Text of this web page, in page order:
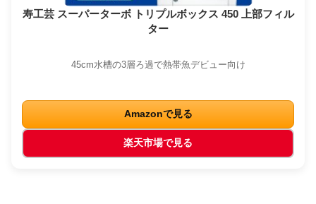
寿工芸 スーパーターボ トリプルボックス 450 上部フィル
ター
45cm水槽の3層ろ過で熱帯魚デビュー向け
Amazonで見る
楽天市場で見る